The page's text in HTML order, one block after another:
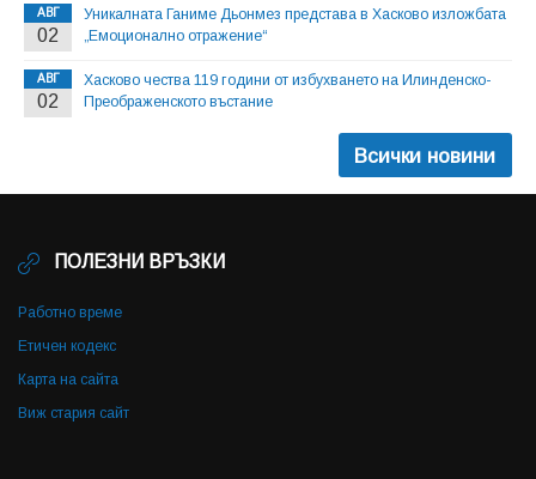
АВГ
02
Уникалната Ганиме Дьонмез представа в Хасково изложбата
„Емоционално отражение“
АВГ
02
Хасково чества 119 години от избухването на Илинденско-
Преображенското въстание
Всички новини
ПОЛЕЗНИ ВРЪЗКИ
Работно време
Етичен кодекс
Карта на сайта
Виж стария сайт